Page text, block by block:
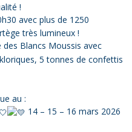
!
avec plus de 1250
très lumineux !
Blancs Moussis avec
5 tonnes de confettis
au :
14 – 15 – 16 mars 2026